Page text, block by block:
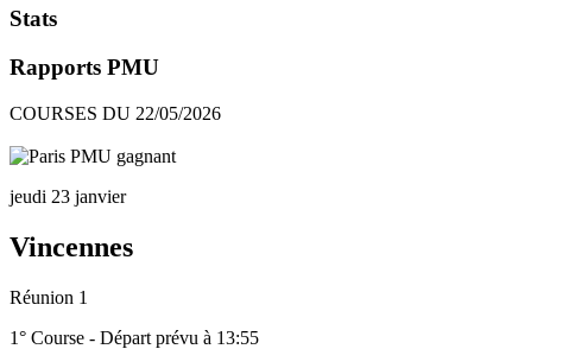
Stats
Rapports PMU
COURSES DU 22/05/2026
jeudi 23 janvier
Vincennes
Réunion 1
1° Course - Départ prévu à 13:55